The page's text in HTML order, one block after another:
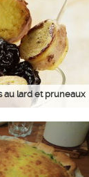
au lard et pruneaux